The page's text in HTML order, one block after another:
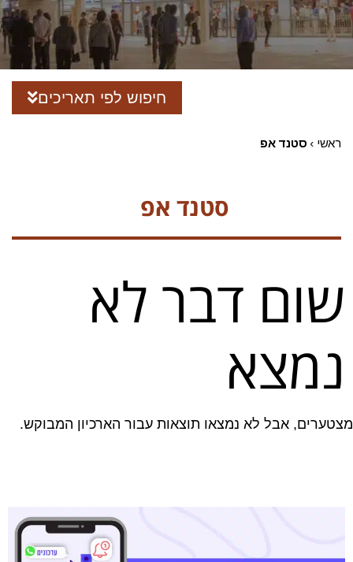
חיפוש לפי תאריכים
ראשי › סטנד אפ
סטנד אפ
שום דבר לא
נמצא
מצטערים, אבל לא נמצאו תוצאות עבור הארכיון המבוקש.